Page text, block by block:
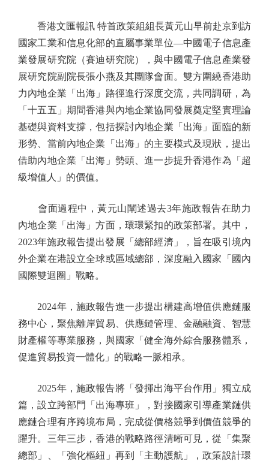
香港文匯報訊 特首政策組組長黃元山早前赴京到訪
國家工業和信息化部的直屬事業單位—中國電子信息產
業發展研究院（賽迪研究院），與中國電子信息產業發
展研究院副院長張小燕及其團隊會面。雙方圍繞香港助
力內地企業「出海」路徑進行深度交流，共同調研，為
「十五五」期間香港與內地企業協同發展奠定堅實理論
基礎與資料支撐，包括探討內地企業「出海」面臨的新
形勢、當前內地企業「出海」的主要模式及現狀，提出
借助內地企業「出海」勢頭、進一步提升香港作為「超
級增值人」的價值。
會面過程中，黃元山闡述過去3年施政報告在助力
內地企業「出海」方面，環環緊扣的政策部署。其中，
2023年施政報告提出發展「總部經濟」，旨在吸引境內
外企業在港設立全球或區域總部，深度融入國家「國內
國際雙迴圈」戰略。
2024年，施政報告進一步提出構建高增值供應鏈服
務中心，聚焦離岸貿易、供應鏈管理、金融融資、智慧
財產權等專業服務，與國家「健全海外綜合服務體系，
促進貿易投資一體化」的戰略一脈相承。
2025年，施政報告將「發揮出海平台作用」獨立成
篇，設立跨部門「出海專班」，對接國家引導產業鏈供
應鏈合理有序跨境布局，完成從價格競爭到價值競爭的
躍升。三年三步，香港的戰略路徑清晰可見，從「集聚
總部」、「強化樞紐」再到「主動護航」，政策設計環